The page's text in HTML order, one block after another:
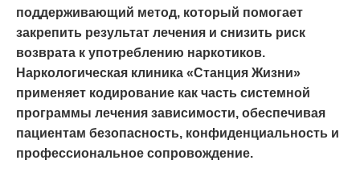
поддерживающий метод, который помогает
закрепить результат лечения и снизить риск
возврата к употреблению наркотиков.
Наркологическая клиника «Станция Жизни»
применяет кодирование как часть системной
программы лечения зависимости, обеспечивая
пациентам безопасность, конфиденциальность и
профессиональное сопровождение.